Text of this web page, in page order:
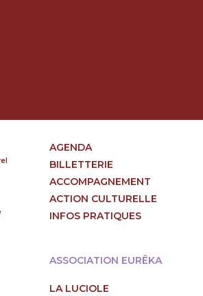
AGENDA
BILLETTERIE
ACCOMPAGNEMENT
ACTION CULTURELLE
INFOS PRATIQUES
ASSOCIATION EURÊKA
LA LUCIOLE